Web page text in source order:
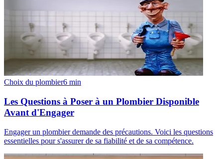
Choix du plombier6 min
Les Questions à Poser à un Plombier Disponible
Avant d'Engager
Engager un plombier demande des précautions. Voici les questions
essentielles pour s'assurer de sa fiabilité et de sa compétence.